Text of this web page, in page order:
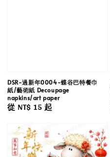
DSR-過新年0004-蝶谷巴特餐巾
紙/藝術紙 Decoupage
napkins/art paper
Regular
從 NT$ 15起